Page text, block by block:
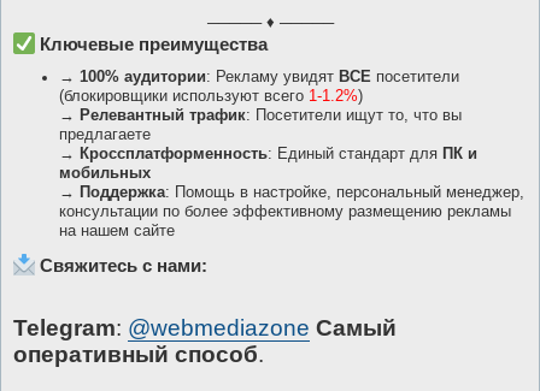
───── ♦ ─────
Ключевые преимущества
→ 100% аудитории: Рекламу увидят ВСЕпосетители
(блокировщики используют всего 1-1.2%)
→ Релевантный трафик: Посетители ищут то, что вы
предлагаете
→ Кроссплатформенность: Единый стандарт для ПК и
мобильных
→ Поддержка: Помощь в настройке, персональный менеджер,
консультации по более эффективному размещению рекламы
на нашем сайте
Свяжитесь с нами:
Telegram: @webmediazone Самый
оперативный способ.